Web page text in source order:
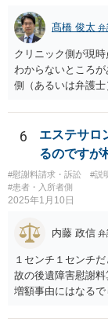
髙橋 俊太 弁
クリニック側が現
わからないところ
側（あるいは弁護
医師意見聴取など
ニック側の過失を
に損害賠償請求を
6
エステサロ
るのですが
#慰謝料請求・訴訟 #説
#患者・入所者側
2025年1月10日
内藤 政信 弁
１センチ１センチ
故の後遺障害慰謝
増額事由にはなるで